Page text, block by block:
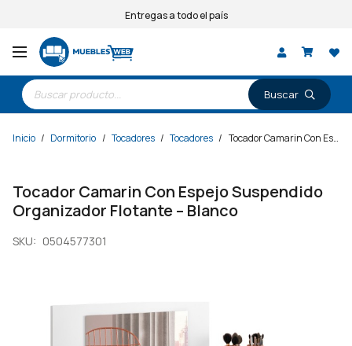
Entregas a todo el país
Búsqueda
de
productos
Inicio / Dormitorio / Tocadores / Tocadores / Tocador Camarin Con Espejo Suspendido Organizador Flotante – Blanco
Tocador Camarin Con Espejo Suspendido
Organizador Flotante – Blanco
SKU: 0504577301